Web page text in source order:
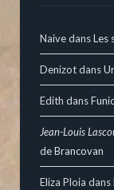
NaivedansLes
Denizotdans
Edith dans
Jean-Louis
de Brancovan
Eliza Ploia dans